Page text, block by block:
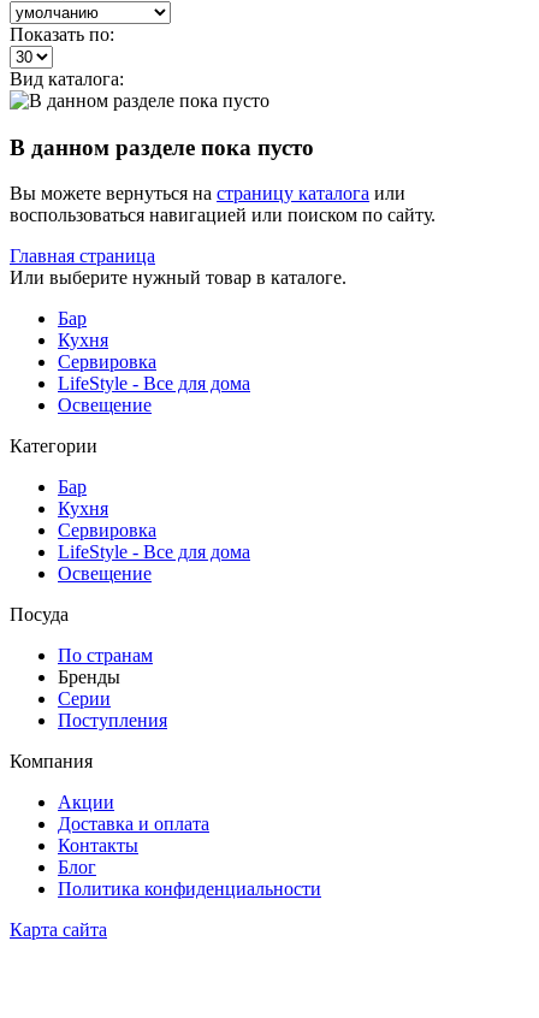
Показать по:
Вид каталога:
В данном разделе пока пусто
Вы можете вернуться на страницу каталога или
воспользоваться навигацией или поиском по сайту.
Главная страница
Или выберите нужный товар в каталоге.
Бар
Кухня
Сервировка
LifeStyle - Все для дома
Освещение
Категории
Бар
Кухня
Сервировка
LifeStyle - Все для дома
Освещение
Посуда
По странам
Бренды
Серии
Поступления
Компания
Акции
Доставка и оплата
Контакты
Блог
Политика конфиденциальности
Карта сайта